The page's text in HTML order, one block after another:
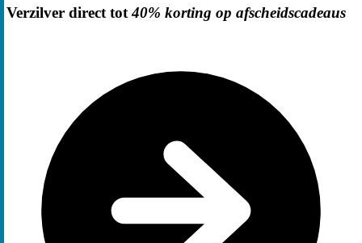
Verzilver direct tot40% korting op afscheidscadeaus